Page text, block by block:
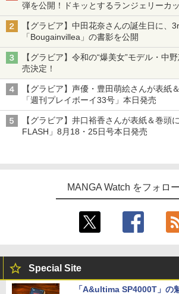
弾を公開！ドキッとするランジェリーカ
【グラビア】中田花奈さんの誕生日に、
「Bougainvillea」の書影を公開
【グラビア】令和の“爆美女”モデル・中
売決定！
【グラビア】声優・豊田萌絵さんが表紙
「週刊プレイボーイ33号」本日発売
【グラビア】井口裕香さんが表紙＆巻頭
FLASH」8月18・25日号本日発売
MANGA Watch をフォロ
Special Site
「A&ultima SP4000T」の